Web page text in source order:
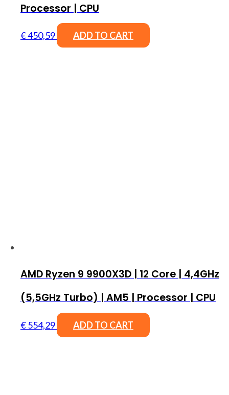
Processor | CPU
€450,59 ADD TO CART
AMD Ryzen 9 9900X3D | 12 Core | 4,4GHz
(5,5GHz Turbo) | AM5 | Processor | CPU
€554,29 ADD TO CART